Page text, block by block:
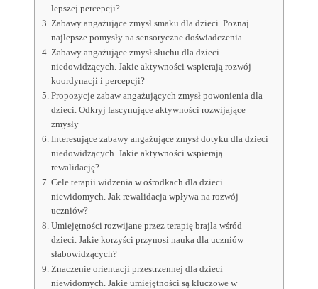
lepszej percepcji?
Zabawy angażujące zmysł smaku dla dzieci. Poznaj
najlepsze pomysły na sensoryczne doświadczenia
Zabawy angażujące zmysł słuchu dla dzieci
niedowidzących. Jakie aktywności wspierają rozwój
koordynacji i percepcji?
Propozycje zabaw angażujących zmysł powonienia dla
dzieci. Odkryj fascynujące aktywności rozwijające
zmysły
Interesujące zabawy angażujące zmysł dotyku dla dzieci
niedowidzących. Jakie aktywności wspierają
rewalidację?
Cele terapii widzenia w ośrodkach dla dzieci
niewidomych. Jak rewalidacja wpływa na rozwój
uczniów?
Umiejętności rozwijane przez terapię brajla wśród
dzieci. Jakie korzyści przynosi nauka dla uczniów
słabowidzących?
Znaczenie orientacji przestrzennej dla dzieci
niewidomych. Jakie umiejętności są kluczowe w